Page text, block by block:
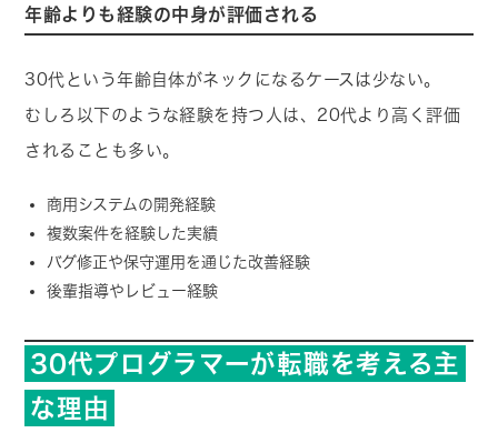
年齢よりも経験の中身が評価される
30代という年齢自体がネックになるケースは少ない。
むしろ以下のような経験を持つ人は、20代より高く評価
されることも多い。
商用システムの開発経験
複数案件を経験した実績
バグ修正や保守運用を通じた改善経験
後輩指導やレビュー経験
30代プログラマーが転職を考える主
な理由